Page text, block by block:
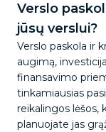
Verslo
jūsų verslui?
Verslo paskola ir
augimą,
finansavimo
tinkamiausias
reikalingos lėšos,
planuojate jas